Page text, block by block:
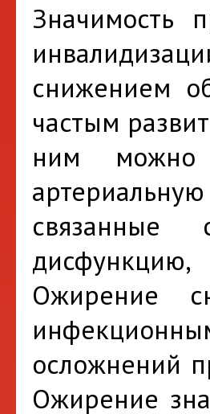
Значимость
снижением
частым
ним можно
связанные
дисфункцию,
Ожирение
осложнений
Ожирение